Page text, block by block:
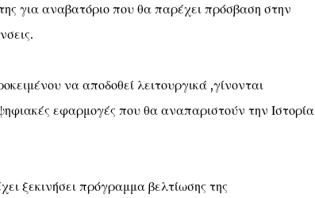
για αναβατόριο που θα παρέχει πρόσβαση στην
να αποδοθεί λειτουργικά ,γίνονται
εφαρμογές που θα αναπαριστούν την Ιστορία
ξεκινήσει πρόγραμμα βελτίωσης της